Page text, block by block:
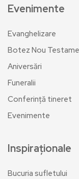
Evenimente
Evanghelizare
Botez Nou
Aniversări
Funeralii
Conferință tineret
Evenimente
Inspiraționale
Bucuria sufletului